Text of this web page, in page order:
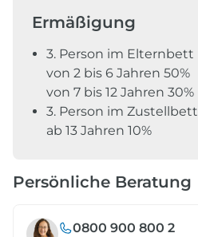
Ermäßigung
3. Person im Elternbett
von 2 bis 6 Jahren 50%
von 7 bis 12 Jahren 30%
3. Person im Zustellbett
ab 13 Jahren 10%
Persönliche Beratung
0800 900 800 2